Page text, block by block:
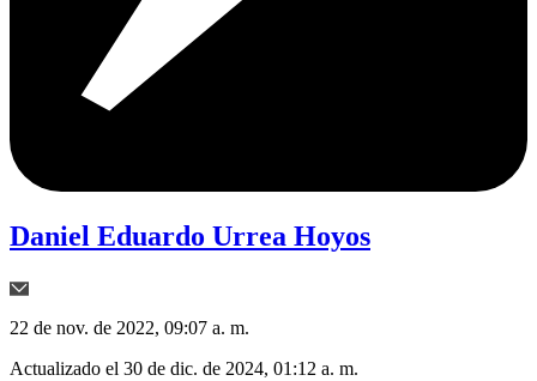
Daniel Eduardo Urrea Hoyos
22 de nov. de 2022, 09:07 a. m.
Actualizado el 30 de dic. de 2024, 01:12 a. m.